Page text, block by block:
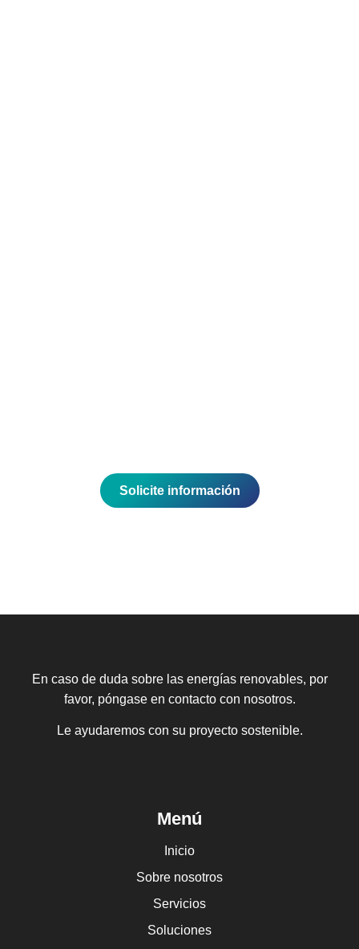
Solicite información
En caso de duda sobre las energías renovables, por
favor, póngase en contacto con nosotros.
Le ayudaremos con su proyecto sostenible.
Menú
Inicio
Sobre nosotros
Servicios
Soluciones